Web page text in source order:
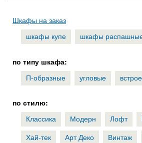
Шкафы на заказ
шкафы купе
шкафы
по типу шкафа:
П-образные
угловые
по стилю:
Классика
Модерн Лофт
Хай-тек
Арт Деко Винтаж